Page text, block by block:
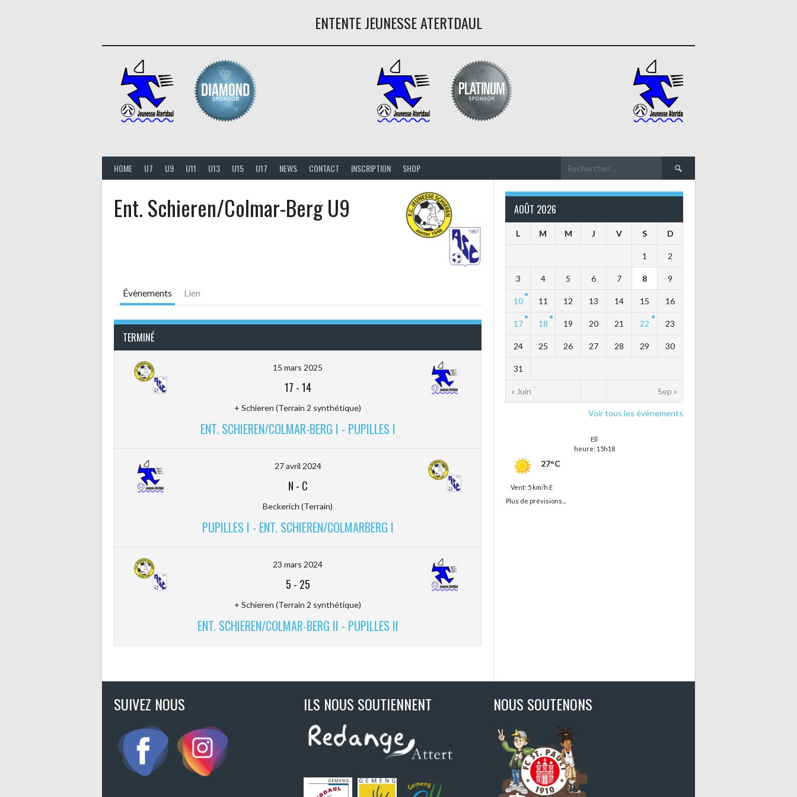
ENTENTE JEUNESSE ATERTDAUL
HOME U7 U9 U11 U13 U15 U17 NEWS CONTACT INSCRIPTION SHOP Rechercher :
Ent. Schieren/Colmar-Berg U9
Évènements Lien
TERMINÉ
15 mars 2025
17 -14
+ Schieren (Terrain 2 synthétique)
ENT. SCHIEREN/COLMAR-BERG I - PUPILLES I
27 avril 2024
N - C
Beckerich (Terrain)
PUPILLES I - ENT. SCHIEREN/COLMARBERG I
23 mars 2024
5 - 25
+ Schieren (Terrain 2 synthétique)
ENT. SCHIEREN/COLMAR-BERG II - PUPILLES II
AOÛT 2026
L M M J V S D
« Juin Sep »
1 2
3 4 5 6 7 8 9
10 11 12 13 14 15 16
17 18 19 20 21 22 23
24 25 26 27 28 29 30
31
Voir tous les évènements
Ell
heure: 15h18
27°C
Vent: 5 km/h E
Plus de prévisions...
SUIVEZ NOUS ILS NOUS SOUTIENNENT NOUS SOUTENONS